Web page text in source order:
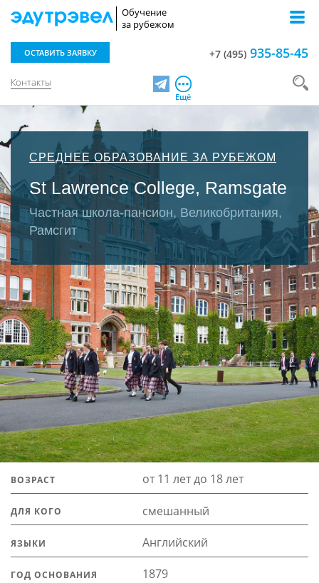
Обучение
за рубежом
Контакты
ОСТАВИТЬ ЗАЯВКУ +7 (495) 935-85-45
TelegramЕщё
СРЕДНЕЕ ОБРАЗОВАНИЕ ЗА РУБЕЖОМ
St Lawrence College, Ramsgate
Частная школа-пансион, Великобритания,
Рамсгит
ВОЗРАСТ от 11 лет до 18 лет
ДЛЯ КОГО смешанный
ЯЗЫКИ Английский
ГОД ОСНОВАНИЯ 1879